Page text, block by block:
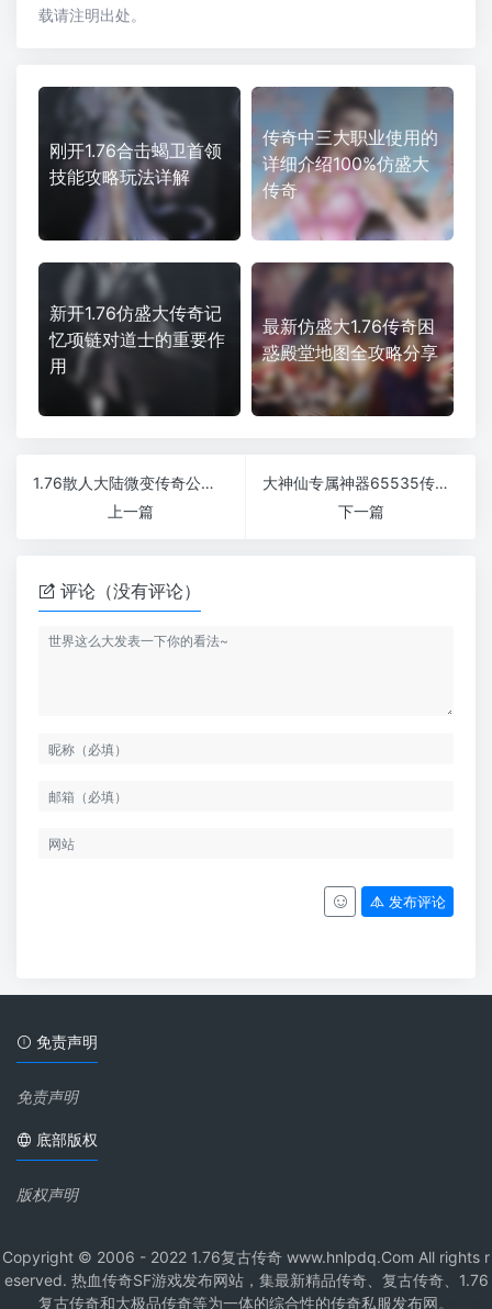
载请注明出处。
刚开1.76合击蝎卫首领
技能攻略玩法详解
传奇中三大职业使用的
详细介绍100%仿盛大
传奇
新开1.76仿盛大传奇记
忆项链对道士的重要作
用
最新仿盛大1.76传奇困
惑殿堂地图全攻略分享
1.76散人大陆微变传奇公益版无需充值开局抢BOSS
上一篇
大神仙专属神器65535传奇全网第一爆率版
下一篇
评论（没有评论）
发布评论
免责声明
免责声明
底部版权
版权声明
Copyright © 2006 - 2022 1.76复古传奇 www.hnlpdq.Com All rights r
eserved. 热血传奇SF游戏发布网站，集最新精品传奇、复古传奇、1.76
复古传奇和大极品传奇等为一体的综合性的传奇私服发布网。